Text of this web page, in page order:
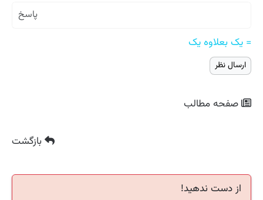
= یک بعلاوه یک
صفحه مطالب
بازگشت
از دست ندهید!